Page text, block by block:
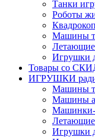
Танки
Роботы
Машины
Игрушки
Товары со
ИГРУШКИ
Машины
Машины
Машинки-
Игрушки